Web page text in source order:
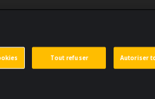
Paramètres des cookies
Tout refuser Autoriser